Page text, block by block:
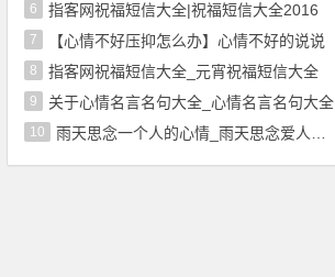
6 指客网祝福短信大全|祝福短信大全2016
7 【心情不好压抑怎么办】心情不好的说说
8 指客网祝福短信大全_元宵祝福短信大全
9 关于心情名言名句大全_心情名言名句大全
10 雨天思念一个人的心情_雨天思念爱人的短信